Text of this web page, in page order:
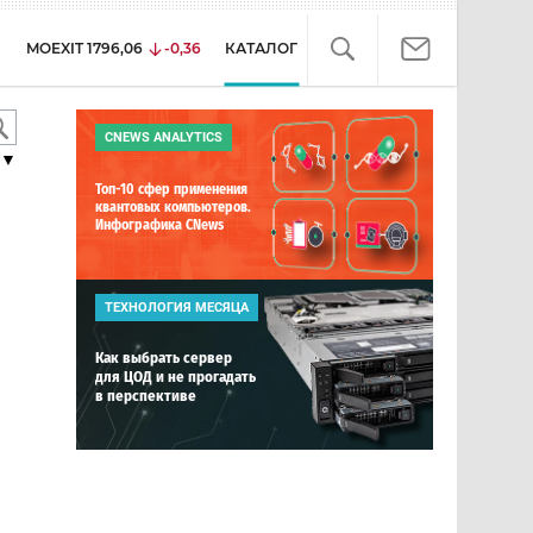
MOEXIT 1796,06 -0,36 КАТАЛОГ
CNEWS ANALYTICS
Топ-10 сфер применения
квантовых компьютеров.
Инфографика CNews
ТЕХНОЛОГИЯ МЕСЯЦА
Как выбрать сервер
для ЦОД и не прогадать
в перспективе